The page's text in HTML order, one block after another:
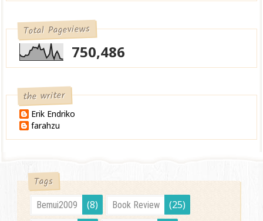
Total Pageviews
750,486
the writer
Erik Endriko
farahzu
Tags
Bemui2009 (8) Book Review (25)